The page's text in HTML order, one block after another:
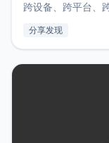
跨设备、跨平台、
用，让管理更高效
分享发现